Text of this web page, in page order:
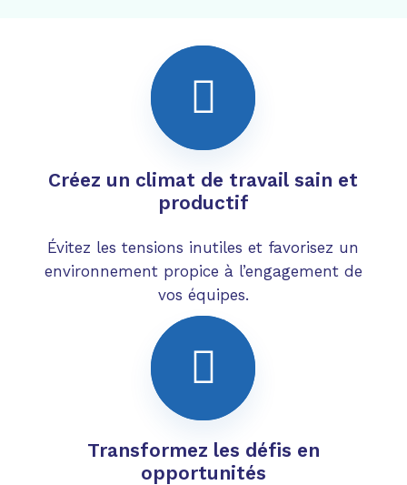
Créez un climat de travail sain et
productif
Évitez les tensions inutiles et favorisez un
environnement propice à l’engagement de
vos équipes.
Transformez les défis en
opportunités